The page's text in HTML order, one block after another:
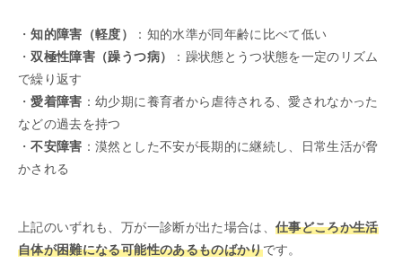
・知的障害（軽度）
：知的水準が同年齢に比べて低い
・双極性障害（躁うつ病）
：躁状態とうつ状態を一定のリズム
で繰り返す
・愛着障害 ：幼少期に養育者から虐待される、愛されなかった
などの過去を持つ
・不安障害 ：漠然とした不安が長期的に継続し、日常生活が脅
かされる
上記のいずれも、万が一診断が出た場合は、仕事どころか生活
自体が困難になる可能性のあるものばかりです。